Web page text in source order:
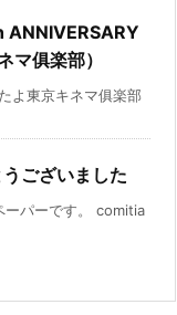
マ俱楽部）
よ東京キネマ俱楽部
ございました
ーパーです。 comitia